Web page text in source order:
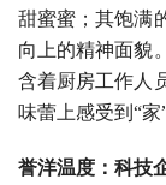
甜蜜蜜；其饱满
向上的精神面貌
含着厨房工作人
味蕾上感受到“家
誉洋温度：科技